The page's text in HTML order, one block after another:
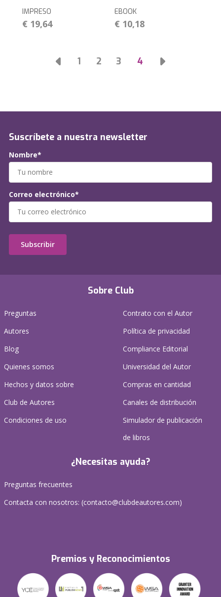
IMPRESO
€ 19,64
EBOOK
€ 10,18
1 2 3 4
Sobre Club
Preguntas
Autores
Blog
Quienes somos
Hechos y datos sobre
Club de Autores
Condiciones de uso
Contrato con el Autor
Política de privacidad
Compliance Editorial
Universidad del Autor
Compras en cantidad
Canales de distribución
Simulador de publicación
de libros
¿Necesitas ayuda?
Preguntas frecuentes
Contacta con nosotros: (contacto@clubdeautores.com)
Premios y Reconocimientos
Suscríbete a nuestra newsletter
Nombre*
Correo electrónico*
Subscribir